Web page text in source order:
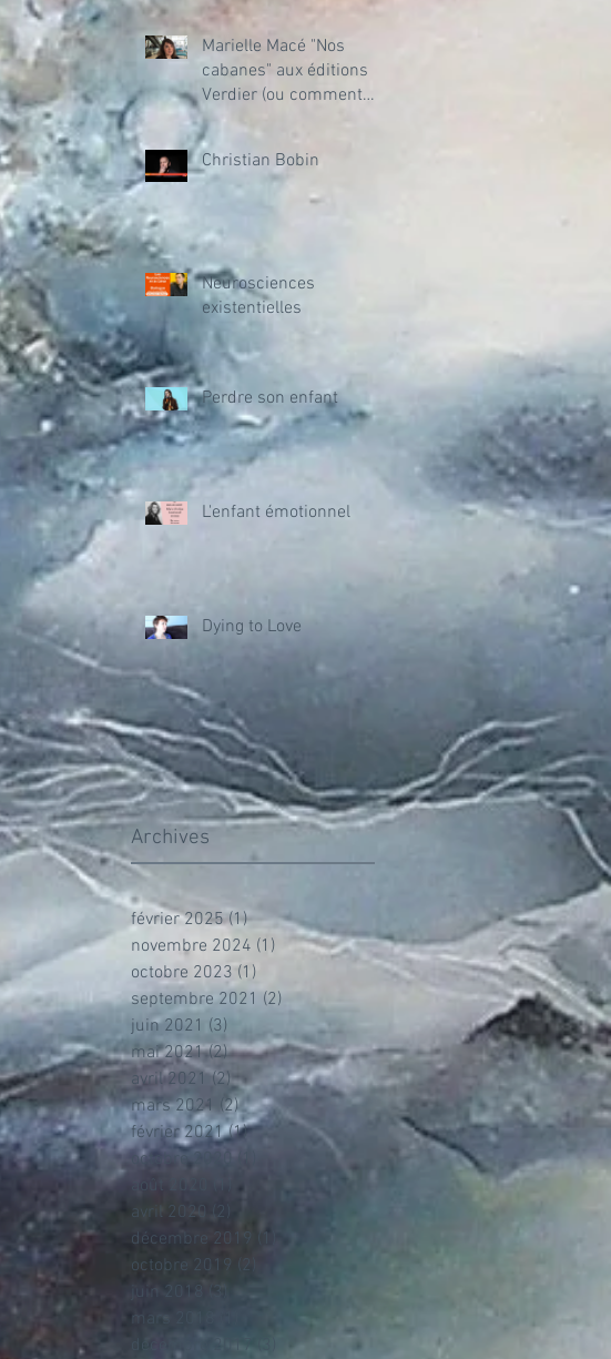
Marielle Macé "Nos
cabanes" aux éditions
Verdier (ou comment
vivre dans un monde
abîmé).
Christian Bobin
Neurosciences
existentielles
Perdre son enfant
L'enfant émotionnel
Dying to Love
Archives
février 2025 (1)1 post
novembre 2024 (1) 1 post
octobre 2023 (1)
septembre 2021 (2) 2 posts
juin 2021 (3)
mai 2021 (2)2 posts
avril 2021 (2)2 posts
mars 2021 (2)2 posts
février 2021 (1)1 post
octobre 2020
1 post
avril 2020
décembre 2019
(1)
octobre 2019 (2)
juin 2018
3 posts
mars 2018
décembre 2017
3 posts